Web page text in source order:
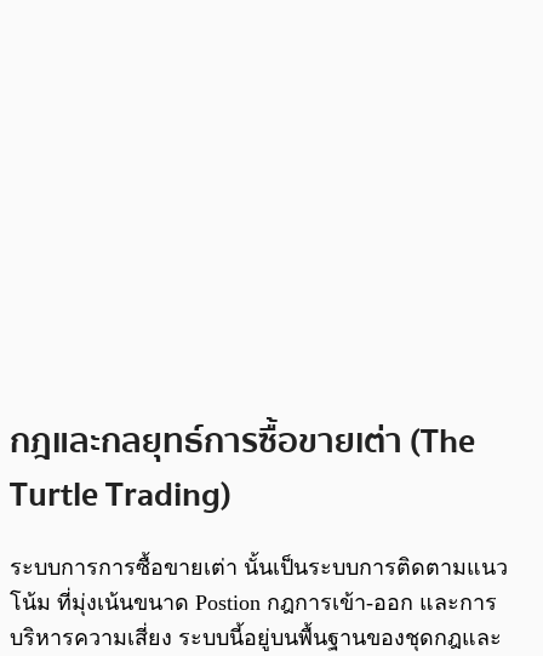
กฎและกลยุทธ์การซื้อขายเต่า (The
Turtle Trading)
ระบบการการซื้อขายเต่า นั้นเป็นระบบการติดตามแนว
โน้ม ที่มุ่งเน้นขนาด Postion กฎการเข้า-ออก และการ
บริหารความเสี่ยง ระบบนี้อยู่บนพื้นฐานของชุดกฎและ